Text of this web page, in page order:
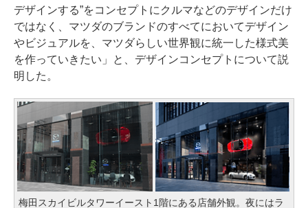
デザインする”をコンセプトにクルマなどのデザインだけ
ではなく、マツダのブランドのすべてにおいてデザイン
やビジュアルを、マツダらしい世界観に統一した様式美
を作っていきたい」と、デザインコンセプトについて説
明した。
梅田スカイビルタワーイースト1階にある店舗外観。夜にはラ